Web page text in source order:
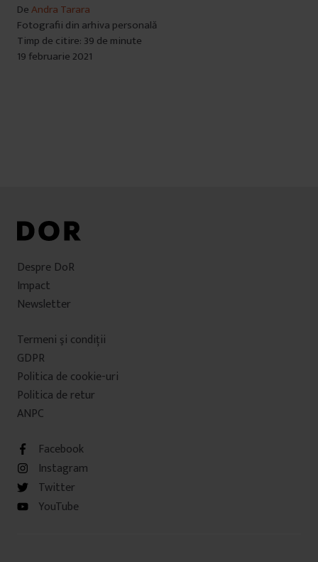
DeAndra Tarara
Fotografii din arhiva personală
Timp de citire: 39 de minute
19 februarie 2021
Despre DoR
Impact
Newsletter
Termeni şi condiţii
GDPR
Politica de cookie-uri
Politica de retur
ANPC
Facebook
Instagram
Twitter
YouTube